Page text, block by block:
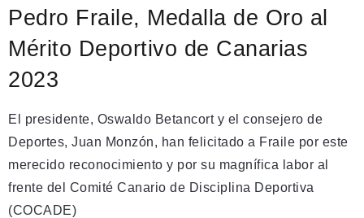
Pedro Fraile, Medalla de Oro al
Mérito Deportivo de Canarias
2023
El presidente, Oswaldo Betancort y el consejero de
Deportes, Juan Monzón, han felicitado a Fraile por este
merecido reconocimiento y por su magnífica labor al
frente del Comité Canario de Disciplina Deportiva
(COCADE)